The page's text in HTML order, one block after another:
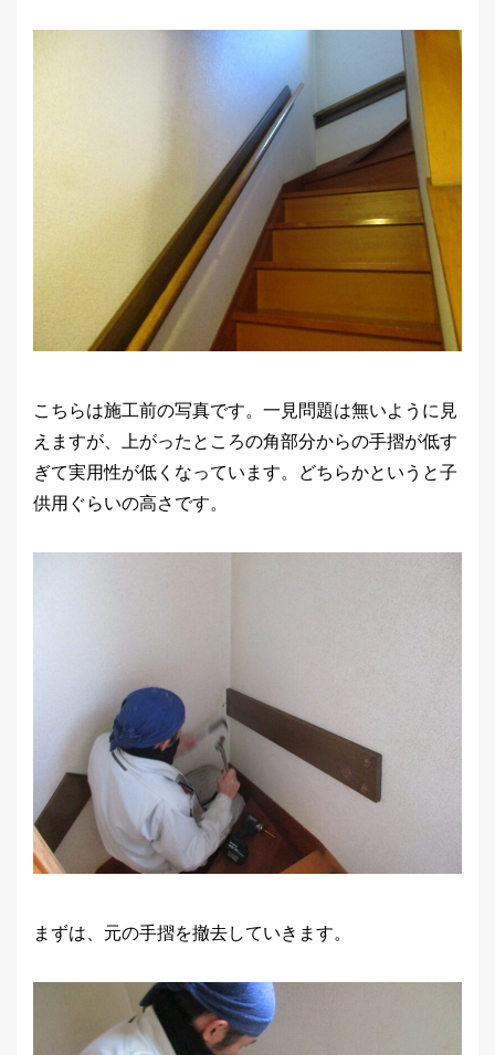
こちらは施工前の写真です。一見問題は無いように見
えますが、上がったところの角部分からの手摺が低す
ぎて実用性が低くなっています。どちらかというと子
供用ぐらいの高さです。
まずは、元の手摺を撤去していきます。